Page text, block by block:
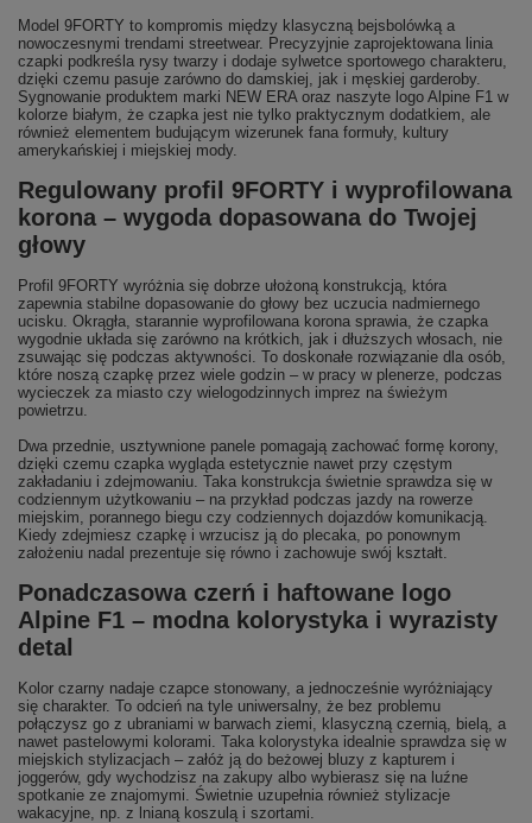
Model 9FORTY to kompromis między klasyczną bejsbolówką a
nowoczesnymi trendami streetwear. Precyzyjnie zaprojektowana linia
czapki podkreśla rysy twarzy i dodaje sylwetce sportowego charakteru,
dzięki czemu pasuje zarówno do damskiej, jak i męskiej garderoby.
Sygnowanie produktem marki NEW ERA oraz naszyte logo Alpine F1 w
kolorze białym, że czapka jest nie tylko praktycznym dodatkiem, ale
również elementem budującym wizerunek fana formuły, kultury
amerykańskiej i miejskiej mody.
Regulowany profil 9FORTY i wyprofilowana
korona – wygoda dopasowana do Twojej
głowy
Profil 9FORTY wyróżnia się dobrze ułożoną konstrukcją, która
zapewnia stabilne dopasowanie do głowy bez uczucia nadmiernego
ucisku. Okrągła, starannie wyprofilowana korona sprawia, że czapka
wygodnie układa się zarówno na krótkich, jak i dłuższych włosach, nie
zsuwając się podczas aktywności. To doskonałe rozwiązanie dla osób,
które noszą czapkę przez wiele godzin – w pracy w plenerze, podczas
wycieczek za miasto czy wielogodzinnych imprez na świeżym
powietrzu.
Dwa przednie, usztywnione panele pomagają zachować formę korony,
dzięki czemu czapka wygląda estetycznie nawet przy częstym
zakładaniu i zdejmowaniu. Taka konstrukcja świetnie sprawdza się w
codziennym użytkowaniu – na przykład podczas jazdy na rowerze
miejskim, porannego biegu czy codziennych dojazdów komunikacją.
Kiedy zdejmiesz czapkę i wrzucisz ją do plecaka, po ponownym
założeniu nadal prezentuje się równo i zachowuje swój kształt.
Ponadczasowa czerń i haftowane logo
Alpine F1 – modna kolorystyka i wyrazisty
detal
Kolor czarny nadaje czapce stonowany, a jednocześnie wyróżniający
się charakter. To odcień na tyle uniwersalny, że bez problemu
połączysz go z ubraniami w barwach ziemi, klasyczną czernią, bielą, a
nawet pastelowymi kolorami. Taka kolorystyka idealnie sprawdza się w
miejskich stylizacjach – załóż ją do beżowej bluzy z kapturem i
joggerów, gdy wychodzisz na zakupy albo wybierasz się na luźne
spotkanie ze znajomymi. Świetnie uzupełnia również stylizacje
wakacyjne, np. z lnianą koszulą i szortami.